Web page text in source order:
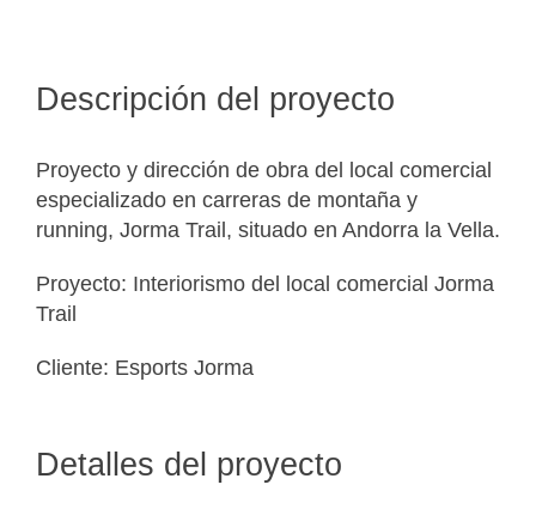
Descripción del proyecto
Proyecto y dirección de obra del local comercial
especializado en carreras de montaña y
running, Jorma Trail, situado en Andorra la Vella.
Proyecto: Interiorismo del local comercial Jorma
Trail
Cliente: Esports Jorma
Detalles del proyecto